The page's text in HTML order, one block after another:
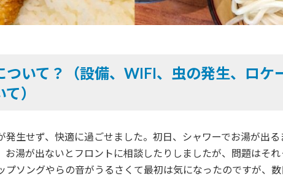
ついて？（設備、WIFI、虫の発生、ロケ
）
発生せず、快適に過ごせました。初日、シャワーでお湯が出
お湯が出ないとフロントに相談したりしましたが、問題はそれ
プソングやらの音がうるさくて最初は気になったのですが、